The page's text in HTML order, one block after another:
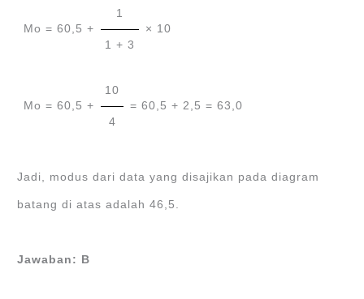
Mo = 60,5 +
1
1 + 3
× 10
Mo = 60,5 +
10
4
= 60,5 + 2,5 = 63,0
Jadi, modus dari data yang disajikan pada diagram
batang di atas adalah 46,5.
Jawaban: B